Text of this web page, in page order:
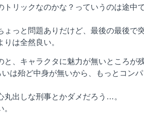
トリックなのかな？っていうのは途中
ょっと問題ありだけど、最後の最後で
りは全然良い。
と、キャラクタに魅力が無いところが
は殆ど中身が無いから、もっとコン
丸出しな刑事とかダメだろう…。